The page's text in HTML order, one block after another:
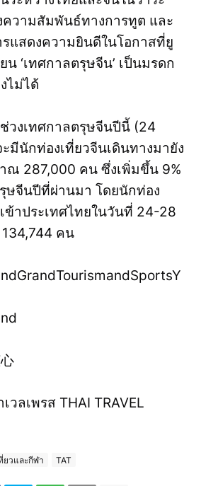
วามสัมพันธ์ทางการทูต และ
แสดงความยินดีในโอกาสที่ยู
น ‘เทศกาลตรุษจีน’ เป็นมรดก
ไม่ได้
วงเทศกาลตรุษจีนปีนี้ (24
มีนักท่องเที่ยวจีนเดินทางมายัง
ณ 287,000 คน ซึ่งเพิ่มขึ้น 9%
ษจีนปีที่ผ่านมา โดยนักท่อง
ข้าประเทศไทยในวันที่ 24-28
คน
วลเพรส THAI TRAVEL
ยวและกีฬา TAT